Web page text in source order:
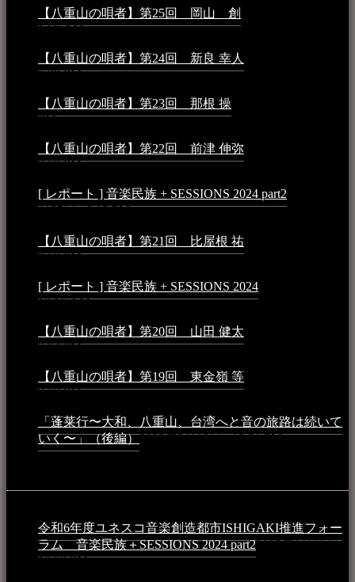
【八重山の唄者】第25回 岡山 創
1:50 AM
【八重山の唄者】第24回 新良 幸人
5:29 PM
【八重山の唄者】第23回 那根 操
PM
【八重山の唄者】第22回 前津 伸弥
7:50 PM
[ レポート ] 音楽民族 + SESSIONS 2024 part2
月25日 - 9:13 PM
【八重山の唄者】第21回 比屋根 祐
8:59 PM
[ レポート ] 音楽民族 + SESSIONS 2024
10:16 AM
【八重山の唄者】第20回 山田 健太
3:54 PM
【八重山の唄者】第19回 東金嶺 等
9:52 PM
「蓬莱行〜大和、八重山、台湾へと音の旅路は続いて
いく〜」（後編）2023年3月18日 - 12:31 PM
令和6年度ユネスコ音楽創造都市ISHIGAKI推進フォー
ラム 音楽民族＋SESSIONS 2024 part22025年1月1日 -
10:50 PM